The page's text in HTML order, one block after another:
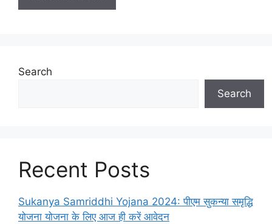
Search
Search
Recent Posts
Sukanya Samriddhi Yojana 2024: पीएम सुकन्या समृद्धि
योजना योजना के लिए आज ही करें आवेदन